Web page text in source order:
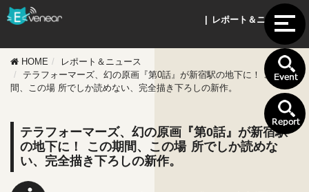
| レポート＆ニュース |
HOME
レポート＆ニュース
テラフォーマーズ、幻の原画『第0話』が新宿駅の地下に！ この期
間、この場 所でしか読めない、完全描き下ろしの新作。
テラフォーマーズ、幻の原画『第0話』が新宿駅
の地下に！ この期間、この場 所でしか読めな
い、完全描き下ろしの新作。